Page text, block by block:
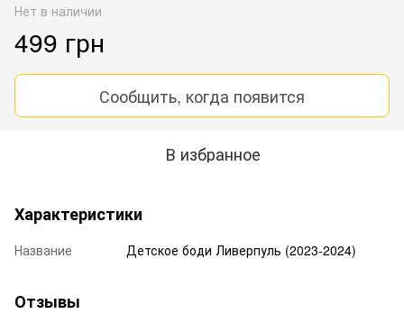
Нет в наличии
499 грн
Сообщить, когда появится
В избранное
Характеристики
Название Детское боди Ливерпуль (2023-2024)
Отзывы